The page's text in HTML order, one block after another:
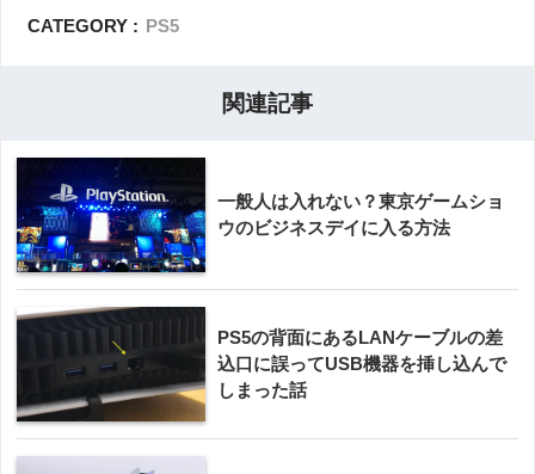
CATEGORY : PS5
関連記事
一般人は入れない？東京ゲームショ
ウのビジネスデイに入る方法
PS5の背面にあるLANケーブルの差
込口に誤ってUSB機器を挿し込んで
しまった話